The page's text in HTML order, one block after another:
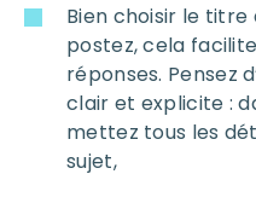
Bien choisir le
postez, cela
réponses. Pensez
clair et explicite :
mettez tous les
sujet,